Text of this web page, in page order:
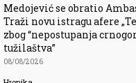
Medojević se obratio
Traži novu istragu afere
zbog “nepostupanja
tužilaštva”
08/08/2026